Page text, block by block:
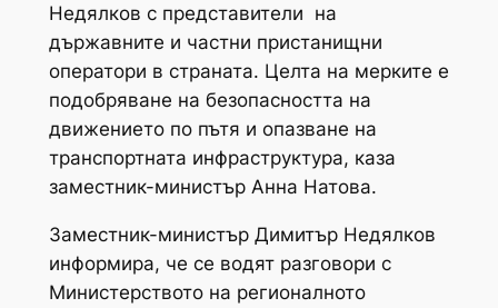
Недялков с представители на
държавните и частни пристанищни
оператори в страната. Целта на мерките е
подобряване на безопасността на
движението по пътя и опазване на
транспортната инфраструктура, каза
заместник-министър Анна Натова.
Заместник-министър Димитър Недялков
информира, че се водят разговори с
Министерството на регионалното